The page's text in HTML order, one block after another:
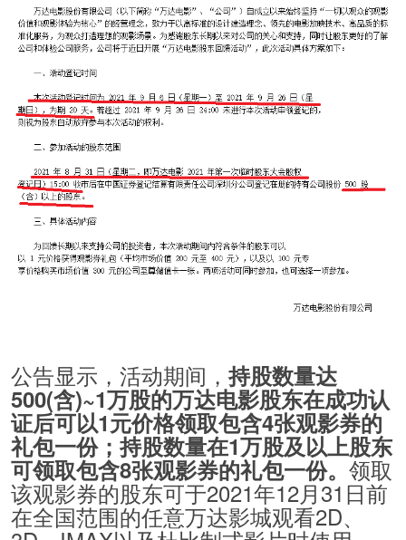
公告显示，活动期间，持股数量达
500(含)~1万股的万达电影股东在成功认
证后可以1元价格领取包含4张观影券的
礼包一份；持股数量在1万股及以上股东
可领取包含8张观影券的礼包一份。 领取
该观影券的股东可于2021年12月31日前
在全国范围的任意万达影城观看2D、